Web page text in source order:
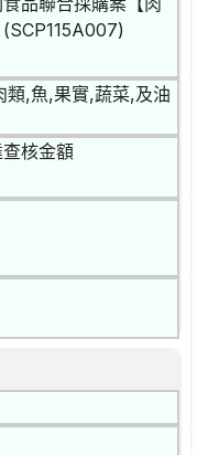
,魚,果實,蔬菜,及油
核金額